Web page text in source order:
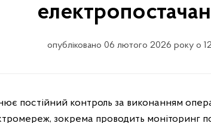
опубліковано 06 лютого 2026 року о
зокрема проводить моніторинг